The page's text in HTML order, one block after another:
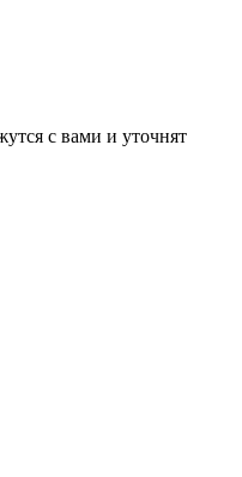
с вами и уточнят